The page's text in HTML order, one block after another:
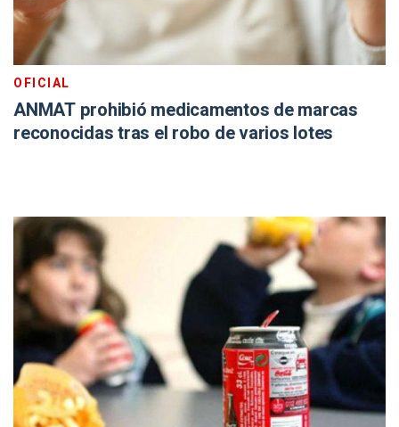
OFICIAL
ANMAT prohibió medicamentos de marcas
reconocidas tras el robo de varios lotes